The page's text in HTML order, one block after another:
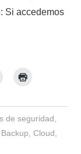
Si accedemos
de seguridad
Backup Cloud